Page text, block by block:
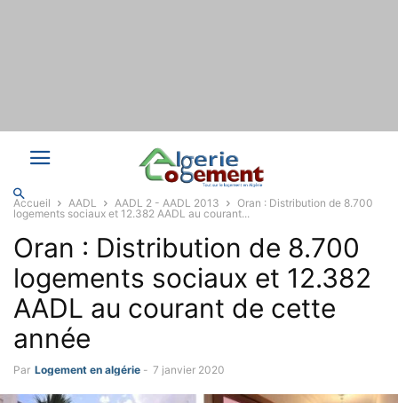
Accueil AADL AADL 2 - AADL 2013
Oran : Distribution de 8.700
logements sociaux et 12.382 AADL au courant...
Oran : Distribution de 8.700
logements sociaux et 12.382
AADL au courant de cette
année
Par Logement en algérie - 7 janvier 2020